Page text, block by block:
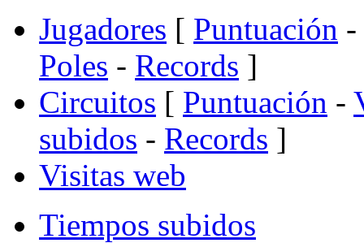
Jugadores [ Puntuación -
Poles - Records ]
Circuitos [ Puntuación -
subidos - Records ]
Visitas web
Tiempos subidos